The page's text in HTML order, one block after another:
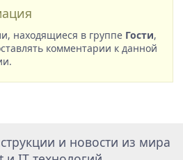
находящиеся в группе Гости,
комментарии к данной
и новости из мира